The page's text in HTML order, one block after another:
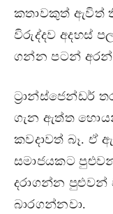
කතාවකුත් ඇවිත්
විරුද්දව අදහස්
ගන්න පටන් අරන්
ට‍්‍රාන්ස්ජෙන්ඩර්
ගැන ඇත්ත
කවදාවත් බෑ. ඒ
සමාජයකට
දරාගන්න
බාරගන්නවා.